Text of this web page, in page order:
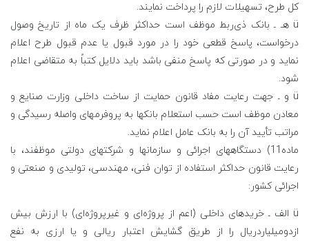
کل طرح، تسهیلات لازم را پرداخت نمایند.
ü هـ ـ بانک ذی‌ربط موظف است حداکثر ظرف یک ماه از تاریخ وصول
درخواست، پاسخ قطعی خود را در مورد قبول یا عدم قبول طرح اعلام
نماید و در صورتی که پاسخ منفی باشد باید دلایل کتباً به متقاضی اعلام
شود.
ü و ـ جهت رعایت مفاد قانون حمایت از ساخت داخلی وزارت صنایع و
معادن موظف است حسب استعلام بانکها به پروفرمهای واصله رسیدگی و
مراتب تأیید آن را به بانک عامل اعلام نماید.
ماده11) دستگاههای اجرائی و سازمانها و شرکتهای دولتی موظفند، با
رعایت قانون حداکثر استفاده از توان فنی، مهندسی، تولیدی و صنعتی و
اجرائی کشور:
ü الف ـ خریدهای داخلی (اعم از پروژه‌‌ای و غیرپروژه‌ای) با ارزش بیش
ازدومیلیاردریال را از طریق گشایش اعتبار ریالی و یا ارزی به نفع